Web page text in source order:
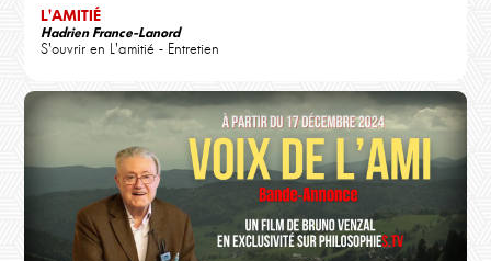
L'AMITIÉ
Hadrien France-Lanord
S'ouvrir en L'amitié - Entretien